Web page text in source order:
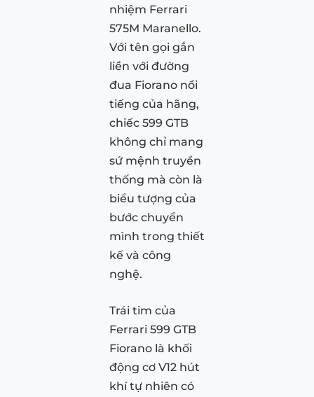
nhiệm Ferrari
575M Maranello.
Với tên gọi gắn
liền với đường
đua Fiorano nổi
tiếng của hãng,
chiếc 599 GTB
không chỉ mang
sứ mệnh truyền
thống mà còn là
biểu tượng của
bước chuyển
mình trong thiết
kế và công
nghệ.
Trái tim của
Ferrari 599 GTB
Fiorano là khối
động cơ V12 hút
khí tự nhiên có